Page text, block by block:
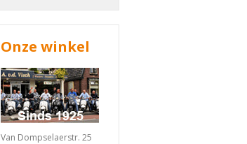
Onze winkel
Van Dompselaerstr. 25